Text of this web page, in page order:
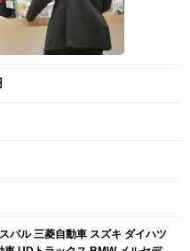
バル 三菱自動車 スズキ ダイハツ